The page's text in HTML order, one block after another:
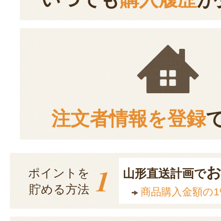
注文者情報を登録
ポイントを
貯める方法 1 山形直送計画で
商品購入金額の